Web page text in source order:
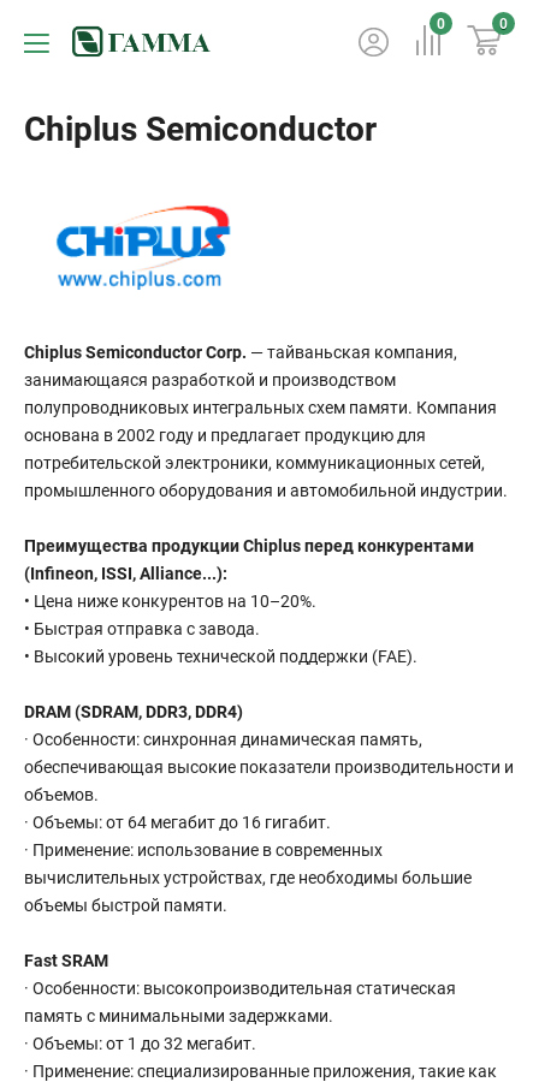
0 0
Chiplus Semiconductor
Chiplus Semiconductor Corp. — тайваньская компания,
занимающаяся разработкой и производством
полупроводниковых интегральных схем памяти. Компания
основана в 2002 году и предлагает продукцию для
потребительской электроники, коммуникационных сетей,
промышленного оборудования и автомобильной индустрии.
Преимущества продукции Chiplus перед конкурентами
(Infineon, ISSI, Alliance...):
• Цена ниже конкурентов на 10–20%.
• Быстрая отправка с завода.
• Высокий уровень технической поддержки (FAE).
DRAM (SDRAM, DDR3, DDR4)
· Особенности: синхронная динамическая память,
обеспечивающая высокие показатели производительности и
объемов.
· Объемы: от 64 мегабит до 16 гигабит.
· Применение: использование в современных
вычислительных устройствах, где необходимы большие
объемы быстрой памяти.
Fast SRAM
· Особенности: высокопроизводительная статическая
память с минимальными задержками.
· Объемы: от 1 до 32 мегабит.
· Применение: специализированные приложения, такие как